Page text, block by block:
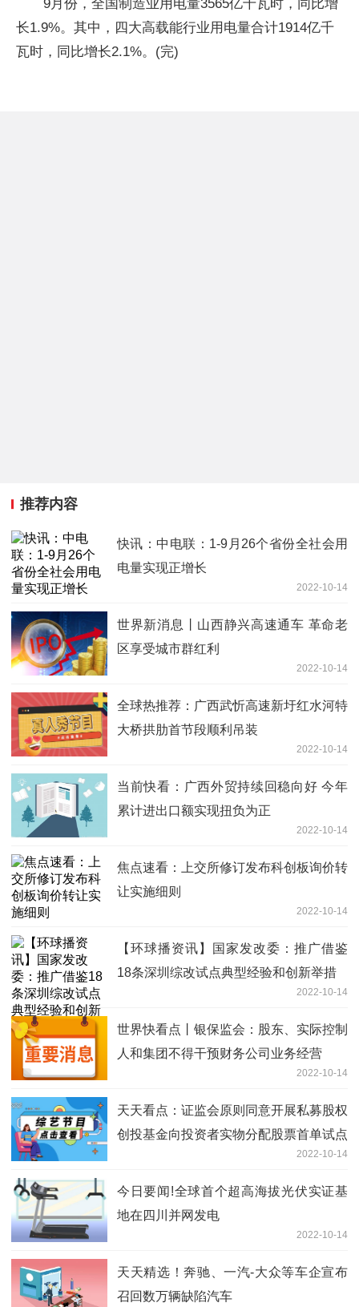
9月份，全国制造业用电量3565亿千瓦时，同比增
长1.9%。其中，四大高载能行业用电量合计1914亿千
瓦时，同比增长2.1%。(完)
推荐内容
快讯：中电联：1-9月26个省份全社会用
电量实现正增长
2022-10-14
世界新消息丨山西静兴高速通车 革命老
区享受城市群红利
2022-10-14
全球热推荐：广西武忻高速新圩红水河特
大桥拱肋首节段顺利吊装
2022-10-14
当前快看：广西外贸持续回稳向好 今年
累计进出口额实现扭负为正
2022-10-14
焦点速看：上交所修订发布科创板询价转
让实施细则
2022-10-14
【环球播资讯】国家发改委：推广借鉴
18条深圳综改试点典型经验和创新举措
2022-10-14
世界快看点丨银保监会：股东、实际控制
人和集团不得干预财务公司业务经营
2022-10-14
天天看点：证监会原则同意开展私募股权
创投基金向投资者实物分配股票首单试点
2022-10-14
今日要闻!全球首个超高海拔光伏实证基
地在四川并网发电
2022-10-14
天天精选！奔驰、一汽-大众等车企宣布
召回数万辆缺陷汽车